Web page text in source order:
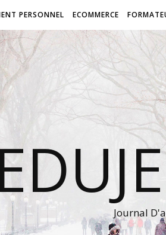
PERSONNEL ECOMMERCE
Journal